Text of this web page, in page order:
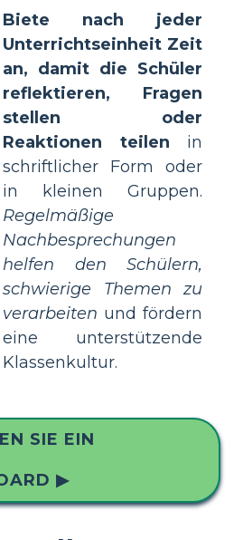
Biete nach jeder
Unterrichtseinheit Zeit
an, damit die Schüler
reflektieren, Fragen
stellen oder
Reaktionen teilen in
schriftlicher Form oder
in kleinen Gruppen.
Regelmäßige
Nachbesprechungen
helfen den Schülern,
schwierige Themen zu
verarbeiten und fördern
eine unterstützende
Klassenkultur.
SIE EIN
▶